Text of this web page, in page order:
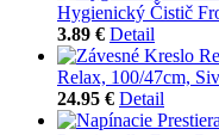
Hygienický Čistič
3.89 € Detail
Relax, 100/47cm,
24.95 € Detail